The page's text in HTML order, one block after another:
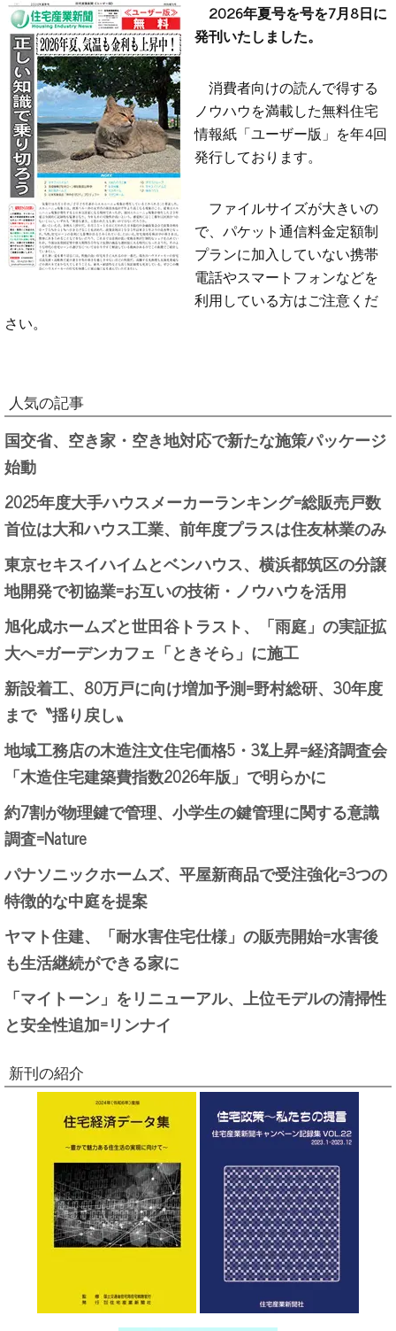
2026年夏号を号を7月8日に
発刊いたしました。
消費者向けの読んで得する
ノウハウを満載した無料住宅
情報紙「ユーザー版」を年4回
発行しております。
ファイルサイズが大きいの
で、パケット通信料金定額制
プランに加入していない携帯
電話やスマートフォンなどを
利用している方はご注意くだ
さい。
人気の記事
国交省、空き家・空き地対応で新たな施策パッケージ
始動
2025年度大手ハウスメーカーランキング=総販売戸数
首位は大和ハウス工業、前年度プラスは住友林業のみ
東京セキスイハイムとベンハウス、横浜都筑区の分譲
地開発で初協業=お互いの技術・ノウハウを活用
旭化成ホームズと世田谷トラスト、「雨庭」の実証拡
大へ=ガーデンカフェ「ときそら」に施工
新設着工、80万戸に向け増加予測=野村総研、30年度
まで〝揺り戻し〟
地域工務店の木造注文住宅価格5・3%上昇=経済調査会
「木造住宅建築費指数2026年版」で明らかに
約7割が物理鍵で管理、小学生の鍵管理に関する意識
調査=Nature
パナソニックホームズ、平屋新商品で受注強化=3つの
特徴的な中庭を提案
ヤマト住建、「耐水害住宅仕様」の販売開始=水害後
も生活継続ができる家に
「マイトーン」をリニューアル、上位モデルの清掃性
と安全性追加=リンナイ
新刊の紹介